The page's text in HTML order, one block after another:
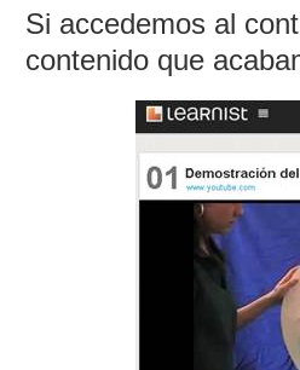
Si accedemos al
contenido que